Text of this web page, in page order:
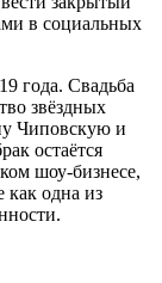
в социальных
года. Свадьба
звёздных
Чиповскую и
остаётся
шоу-бизнесе,
как одна из